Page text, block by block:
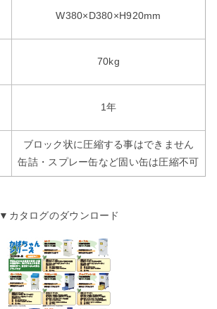
W380×D380×H920mm
70kg
1年
ブロック状に圧縮する事はできません
缶詰・スプレー缶など固い缶は圧縮不可
▼カタログのダウンロード